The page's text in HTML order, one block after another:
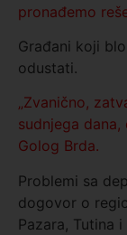
pronađemo
Građani koji
odustati.
„Zvanično,
sudnjega
Golog Brda.
Problemi sa
dogovor o
Pazara, Tutina